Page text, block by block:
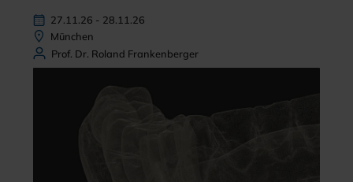
27.11.26 - 28.11.26
München
Prof. Dr. Roland Frankenberger